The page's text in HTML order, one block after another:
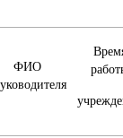
ФИО